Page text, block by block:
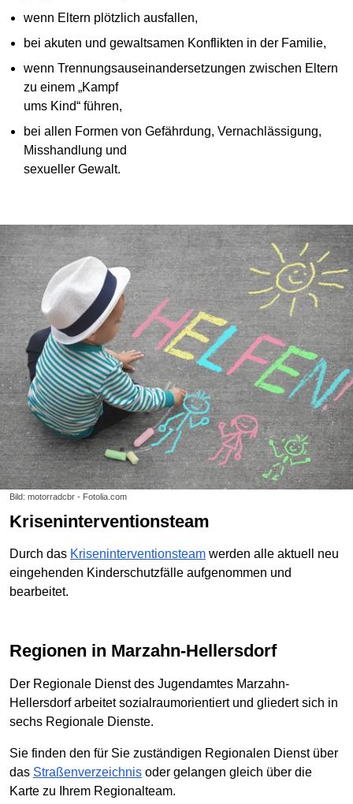
wenn Eltern plötzlich ausfallen,
bei akuten und gewaltsamen Konflikten in der Familie,
wenn Trennungsauseinandersetzungen zwischen Eltern
zu einem „Kampf
ums Kind“ führen,
bei allen Formen von Gefährdung, Vernachlässigung,
Misshandlung und
sexueller Gewalt.
Bild: motorradcbr - Fotolia.com
Kriseninterventionsteam
Durch das Kriseninterventionsteam werden alle aktuell neu
eingehenden Kinderschutzfälle aufgenommen und
bearbeitet.
Regionen in Marzahn-Hellersdorf
Der Regionale Dienst des Jugendamtes Marzahn-
Hellersdorf arbeitet sozialraumorientiert und gliedert sich in
sechs Regionale Dienste.
Sie finden den für Sie zuständigen Regionalen Dienst über
das Straßenverzeichnis oder gelangen gleich über die
Karte zu Ihrem Regionalteam.